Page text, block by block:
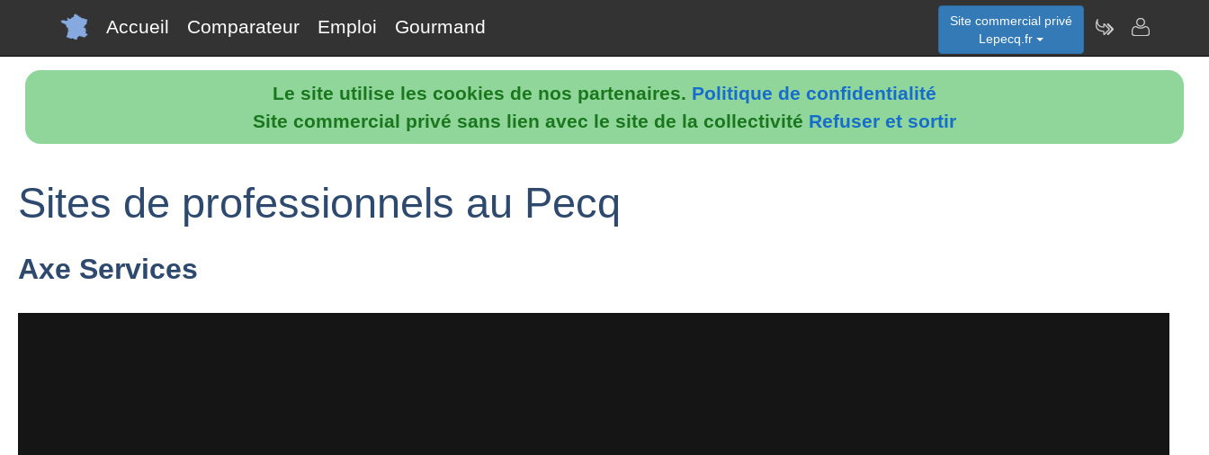
Le site utilise les cookies de nos partenaires. Politique de confidentialité
Site commercial privé sans lien avec le site de la collectivité Refuser et sortir
Accueil Comparateur Emploi Gourmand
Site commercial privé
Lepecq.fr
Sites de professionnels au Pecq
Axe Services